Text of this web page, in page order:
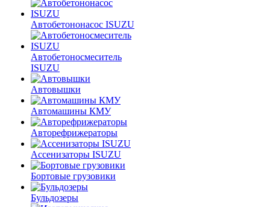
Автобетононасос ISUZU
Автобетоносмеситель
ISUZU
Автовышки
Автомашины КМУ
Авторефрижераторы
Ассенизаторы ISUZU
Бортовые грузовики
Бульдозеры